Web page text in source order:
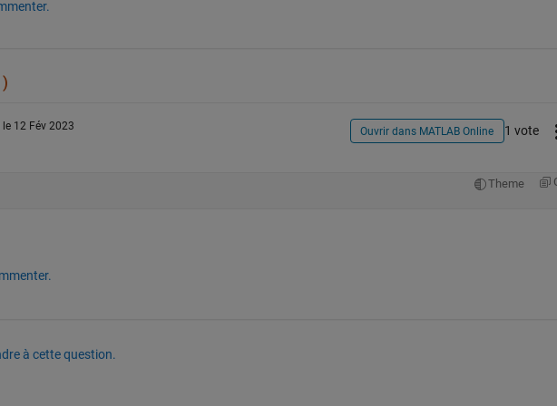
le 12 Fév 2023 Ouvrir dans MATLAB Online 1 vote
Theme
à cette question.